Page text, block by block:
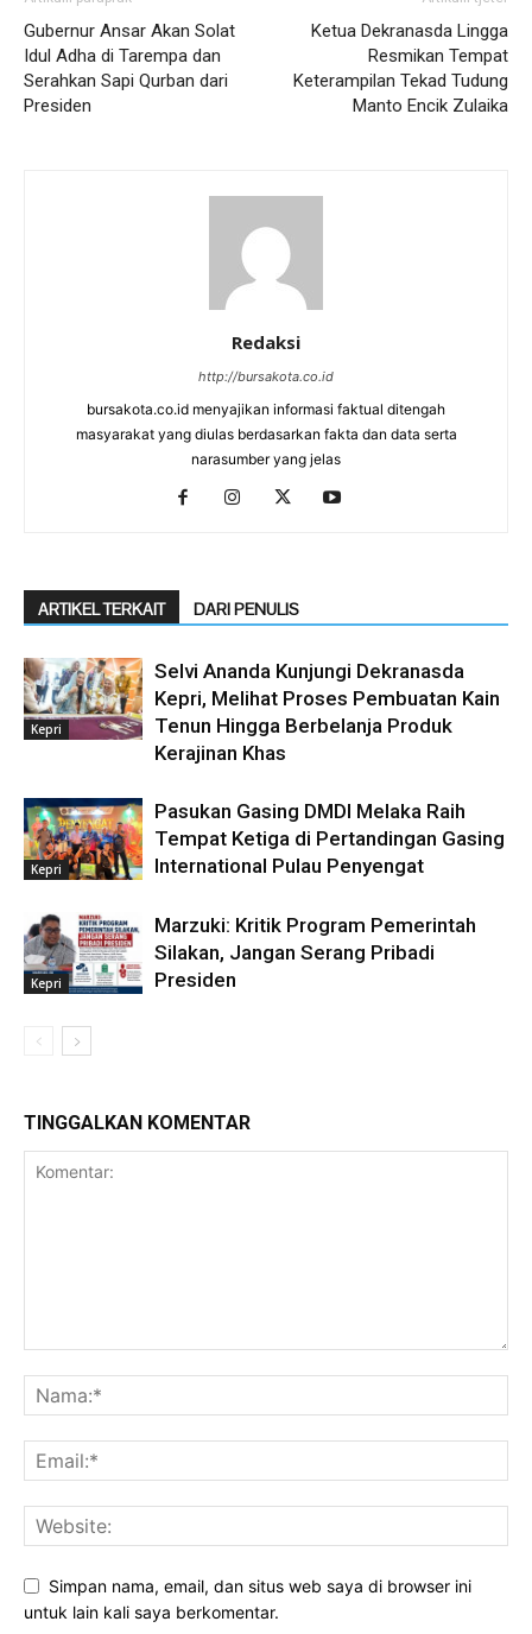
Gubernur Ansar Akan Solat
Idul Adha di Tarempa dan
Serahkan Sapi Qurban dari
Presiden
Ketua Dekranasda Lingga
Resmikan Tempat
Keterampilan Tekad Tudung
Manto Encik Zulaika
Redaksi
http://bursakota.co.id
bursakota.co.id menyajikan informasi faktual ditengah
masyarakat yang diulas berdasarkan fakta dan data serta
narasumber yang jelas
ARTIKEL TERKAIT DARI PENULIS
Kepri
Selvi Ananda Kunjungi Dekranasda
Kepri, Melihat Proses Pembuatan Kain
Tenun Hingga Berbelanja Produk
Kerajinan Khas
Kepri
Pasukan Gasing DMDI Melaka Raih
Tempat Ketiga di Pertandingan Gasing
International Pulau Penyengat
Kepri
Marzuki: Kritik Program Pemerintah
Silakan, Jangan Serang Pribadi
Presiden
TINGGALKAN KOMENTAR
Simpan nama, email, dan situs web saya di browser ini
untuk lain kali saya berkomentar.